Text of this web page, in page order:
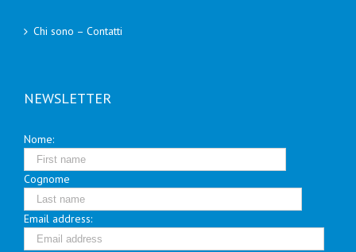
Chi sono – Contatti
NEWSLETTER
Nome:
Cognome
Email address: